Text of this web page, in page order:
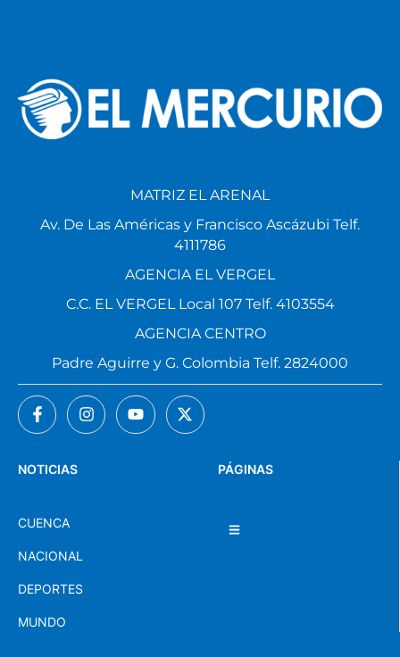
PÁGINAS
NOTICIAS
CUENCA
NACIONAL
DEPORTES
MUNDO
MATRIZ EL ARENAL
Av. De Las Américas y Francisco Ascázubi Telf.
4111786
AGENCIA EL VERGEL
C.C. EL VERGEL Local 107 Telf. 4103554
AGENCIA CENTRO
Padre Aguirre y G. Colombia Telf. 2824000